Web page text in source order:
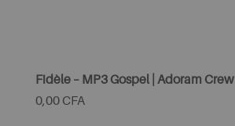
Fidèle – MP3 Gospel | Adoram Crew
0,00 CFA